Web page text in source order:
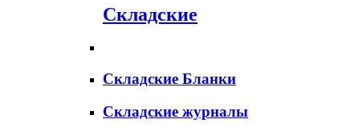
Складские
Складские Бланки
Складские журналы